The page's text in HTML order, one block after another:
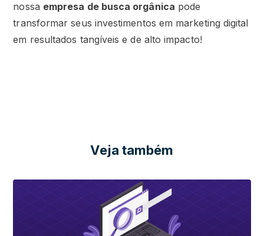
nossa empresa de busca orgânica pode
transformar seus investimentos em marketing digital
em resultados tangíveis e de alto impacto!
Veja também